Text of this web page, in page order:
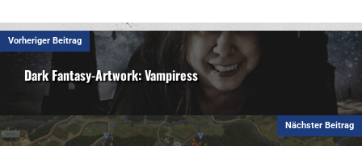
Vorheriger Beitrag
Dark Fantasy-Artwork: Vampiress
Nächster Beitrag